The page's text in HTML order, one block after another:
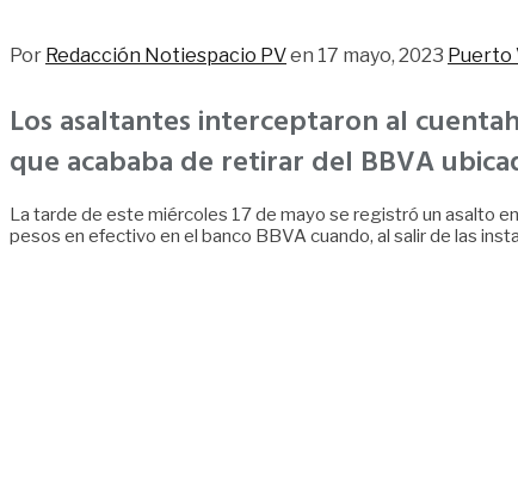
Por Redacción Notiespacio PVen 17 mayo, 2023 Puerto
Los asaltantes interceptaron al
que acababa de retirar del BBVA
La tarde de este miércoles 17 de mayo se registró un asalto
pesos en efectivo en el banco BBVA cuando, al salir de las